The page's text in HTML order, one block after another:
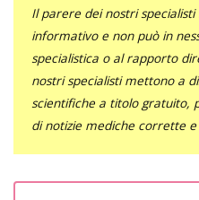
Il parere dei nostri
informativo e non può in
specialistica o al rapporto
nostri specialisti mettono a
scientifiche a titolo gratuito,
di notizie mediche corrette